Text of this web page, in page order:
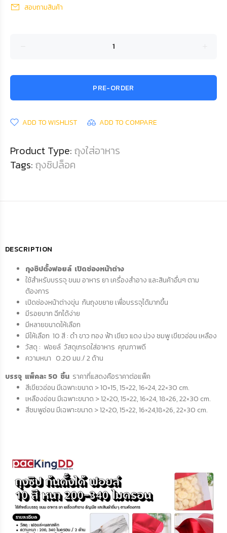
สอบถามสินค้า
PRE-ORDER
ADD TO WISHLIST ADD TO COMPARE
Product Type: ถุงใส่อาหาร
Tags: ถุงซิปล็อค
DESCRIPTION
ถุงซิปตั้งฟอยล์ เปิดช่องหน้าต่าง
ใช้สำหรับบรรจุ ขนม อาหาร ยา เครื่องสำอาง และสินค้าอื่นๆ ตาม
ต้องการ
เปิดช่องหน้าต่างขุ่น ก้นถุงขยาย เพื่อบรรจุได้มากขึ้น
มีรอยบาก ฉีกได้ง่าย
มีหลายขนาดให้เลือก
มีให้เลือก 10 สี : ดำ ขาว ทอง ฟ้า เขียว แดง ม่วง ชมพู เขียวอ่อน เหลือง
วัสดุ : ฟอยล์ วัสดุเกรดใส่อาหาร คุณภาพดี
ความหนา 0.20 มม./ 2 ด้าน
บรรจุ แพ็คละ 50 ชิ้น ราคาที่แสดงคือราคาต่อแพ็ค
สีเขียวอ่อน มีเฉพาะขนาด > 10×15, 15×22, 16×24, 22×30 cm.
เหลืองอ่อน มีเฉพาะขนาด > 12×20, 15×22, 16×24, 18×26, 22×30 cm.
สีชมพูอ่อน มีเฉพาะขนาด > 12×20, 15×22, 16×24,18×26, 22×30 cm.